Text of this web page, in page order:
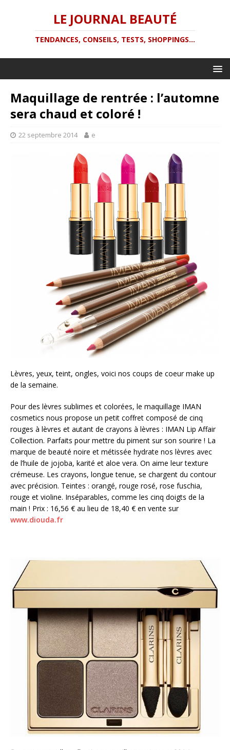
LE JOURNAL BEAUTÉ
TENDANCES, CONSEILS, TESTS, SHOPPINGS...
Maquillage de rentrée : l’automne
sera chaud et coloré !
22 septembre 2014 e
Lèvres, yeux, teint, ongles, voici nos coups de coeur make up
de la semaine.
Pour des lèvres sublimes et colorées, le maquillage IMAN
cosmetics nous propose un petit coffret composé de cinq
rouges à lèvres et autant de crayons à lèvres : IMAN Lip Affair
Collection. Parfaits pour mettre du piment sur son sourire ! La
marque de beauté noire et métissée hydrate nos lèvres avec
de l’huile de jojoba, karité et aloe vera. On aime leur texture
crémeuse. Les crayons, longue tenue, se chargent du contour
avec précision. Teintes : orangé, rouge rosé, rose fuschia,
rouge et violine. Inséparables, comme les cinq doigts de la
main ! Prix : 16,56 € au lieu de 18,40 € en vente sur
www.diouda.fr